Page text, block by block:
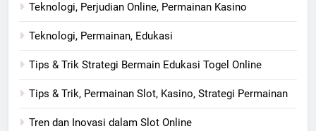
Teknologi, Perjudian Online, Permainan Kasino
Teknologi, Permainan, Edukasi
Tips & Trik Strategi Bermain Edukasi Togel Online
Tips & Trik, Permainan Slot, Kasino, Strategi Permainan
Tren dan Inovasi dalam Slot Online